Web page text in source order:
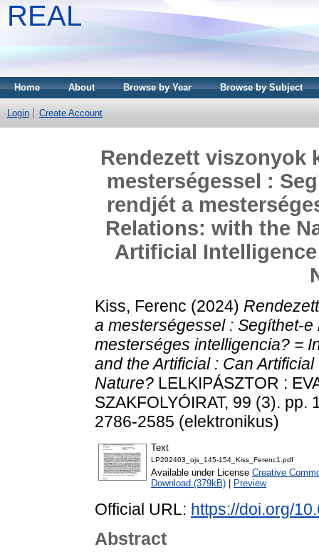
REAL
Home About Browse by Year Browse by Subject
Login Create Account
Rendezett viszonyok
mesterségessel :
rendjét a
Relations: with the
Artificial
Kiss, Ferenc (2024)
a mesterségessel : Segíthet-
mesterséges intelligencia? =
and the Artificial : Can
Nature? LELKIPÁSZTOR :
SZAKFOLYÓIRAT, 99 (3).
2786-2585 (elektronikus)
Text
LP202403_ojs_145-154_Kiss_Ferenc1.pdf
Available under License Creative
Download (379kB)
Preview
Official URL: https://doi.org/
Abstract